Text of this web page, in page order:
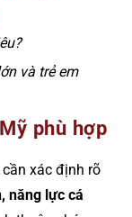
và trẻ em
phù hợp
xác định rõ
năng lực cá